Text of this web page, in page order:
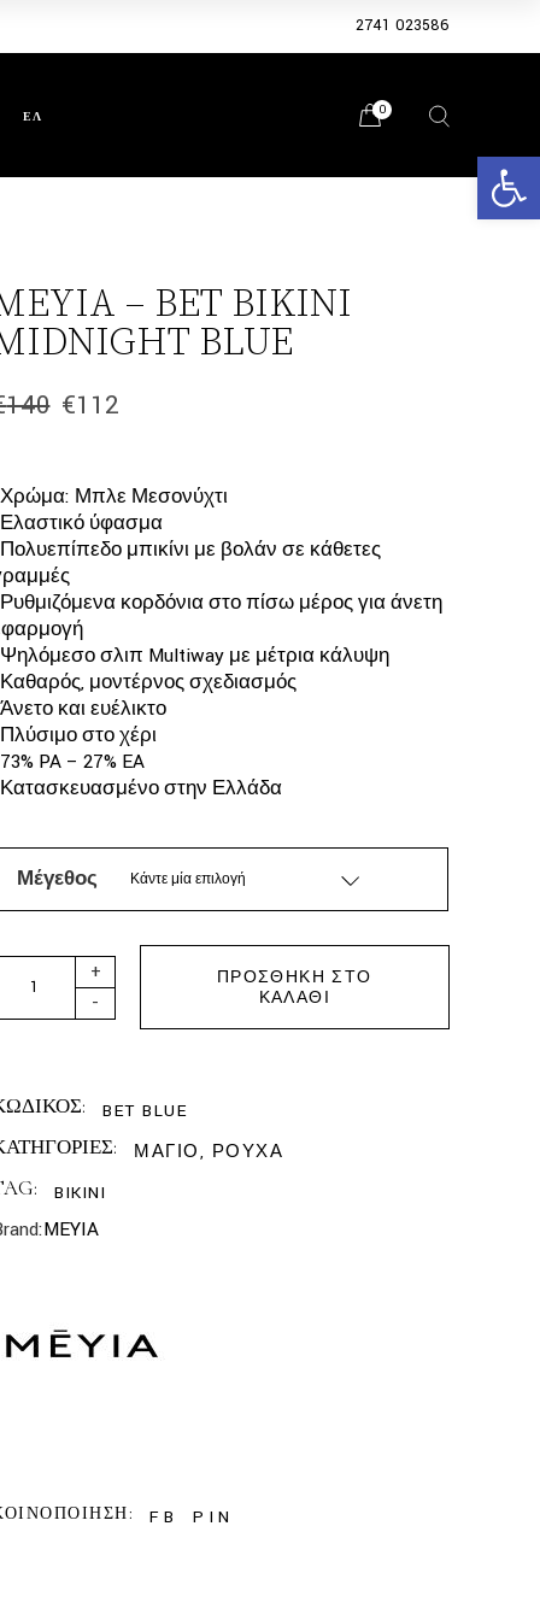
2741 023586
ΕΛ 0
– BET BIKINI
BLUE
140 €112
Μπλε Μεσονύχτι
ύφασμα
μπικίνι με βολάν σε κάθετες
κορδόνια στο πίσω μέρος για άνετη
σλιπ Multiway με μέτρια κάλυψη
μοντέρνος σχεδιασμός
και ευέλικτο
στο χέρι
PA – 27% EA
στην Ελλάδα
Μέγεθος Κάντε μία επιλογή
- BET BIKINI MIDNIGHT BLUE quantity
-
+
ΠΡΟΣΘΉΚΗ ΣΤΟ
ΚΑΛΆΘΙ
BET BLUE
ΜΑΓΙΟ, ΡΟΥΧΑ
BIKINI
MEYIA
FB PIN